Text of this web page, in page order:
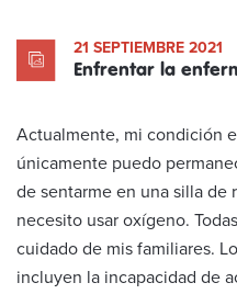
21 SEPTIEMBRE 2021
Enfrentar la
Actualmente, mi condición
únicamente puedo
de sentarme en una silla de
necesito usar oxígeno.
cuidado de mis familiares.
incluyen la incapacidad de